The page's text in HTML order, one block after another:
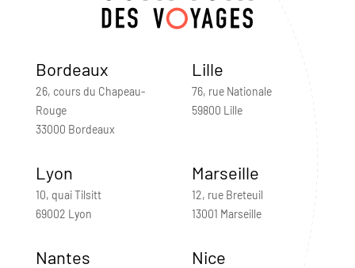
Bordeaux
26, cours du Chapeau-
Rouge
33000 Bordeaux
Lille
76, rue Nationale
59800 Lille
Lyon
10, quai Tilsitt
69002 Lyon
Marseille
12, rue Breteuil
13001 Marseille
Nantes Nice